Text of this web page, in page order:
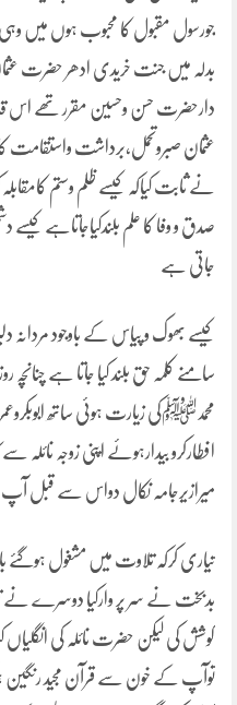
جورسول مقبول کا محبوب ہوں میں
بدلہ میں جنت خریدی ادھر حضرت
دارحضرت حسن وحسین مقرر تھے اس
عثمان صبروتحمل،برداشت
نے ثابت کیاکہ کیسے ظلم وستم
صدق و وفا کا علم بلندکیاجاتاہے
جاتی ہے
کیسے بھوک و پیاس کے باوجود مردانہ
سامنے کلمہ حق بلند کیا جاتا ہے
محمدﷺکی زیارت ہوئی ساتھ
افطارکرو بیدارہوئے اپنی زوجہ
میرازیرجامہ نکال دواس سے قبل آپ
تیاری کرکہ تلاوت میں مشغول ہوگئے
بدبخت نے سر پر وارکیا دوسرے نے
کوشش کی لیکن حضرت نائلہ کی انگلیاں
توآپ کے خون سے قرآن مجید رنگین